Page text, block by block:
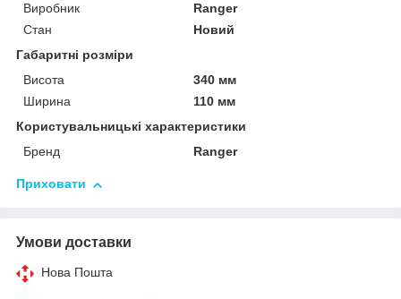
Виробник
Ranger
Стан
Новий
Габаритні розміри
Висота
340 мм
Ширина
110 мм
Користувальницькі характеристики
Бренд
Ranger
Приховати
Умови доставки
Нова Пошта